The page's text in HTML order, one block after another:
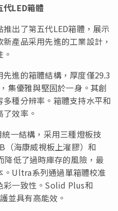
代LED箱體
出了第五代LED箱體，展示
產品采用先進的工業設計，
進的箱體結構，厚度僅29.3
集優雅與堅固於一身。其創
種分辨率。箱體支持水平和
效率。
一結構，采用三種燈板技
（海康威視板上灌膠）和
降低了過時庫存的風險，最
。Ultra系列通過單箱體校准
彩一致性。Solid Plus和
並具有高能效。